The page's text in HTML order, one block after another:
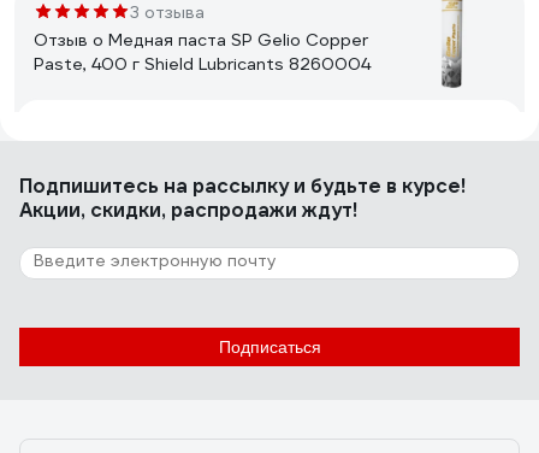
3 отзыва
Отзыв о Медная паста SP Gelio Copper
Paste, 400 г Shield Lubricants 8260004
106 отзывов
Отзыв о Смазка медная термостойкая
Сергей 03.01.2021
Подпишитесь на рассылкуи будьте в курсе!
Акции, скидки, распродажи ждут!
Подписаться